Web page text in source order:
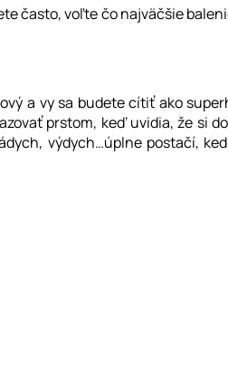
často, voľte čo najväčšie
a vy sa budete cítiť ako
prstom, keď uvidia, že si
výdych…úplne postačí,